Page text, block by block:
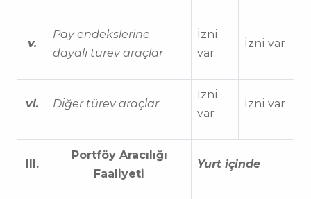
v.
Pay endekslerine
dayalı türev araçlar
İzni
var
İzni var
vi. Diğer türev araçlar
İzni
var
İzni var
III.
Portföy Aracılığı
Faaliyeti
Yurt içinde